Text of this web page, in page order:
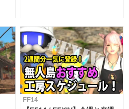
FF14